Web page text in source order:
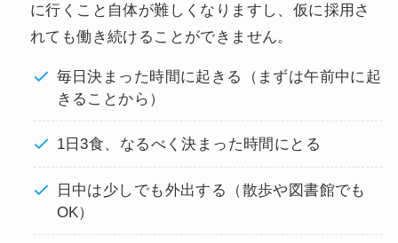
に行くこと自体が難しくなりますし、仮に採用さ
れても働き続けることができません。
毎日決まった時間に起きる（まずは午前中に起
きることから）
1日3食、なるべく決まった時間にとる
日中は少しでも外出する（散歩や図書館でも
OK）